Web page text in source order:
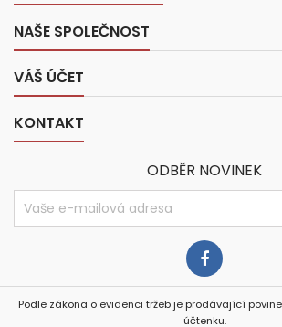
NAŠE SPOLEČNOST
VÁŠ ÚČET
KONTAKT
ODBĚR NOVINEK
Podle zákona o evidenci tržeb je prodávající
účtenku.